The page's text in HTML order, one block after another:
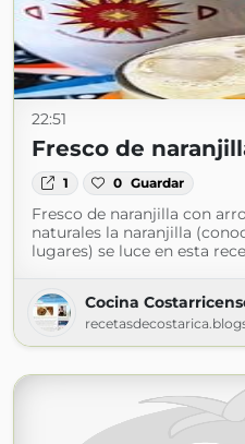
22:51
Fresco de
1 0 Guardar
Fresco de naranjilla con
naturales la naranjilla
lugares) se luce en esta
Cocina